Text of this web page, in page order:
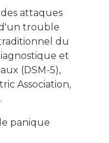
attaques
trouble
du
et
(DSM-5),
Association,
panique